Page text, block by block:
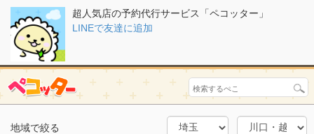
超人気店の予約代行サービス「ペコッター」
LINEで友達に追加
地域で絞る